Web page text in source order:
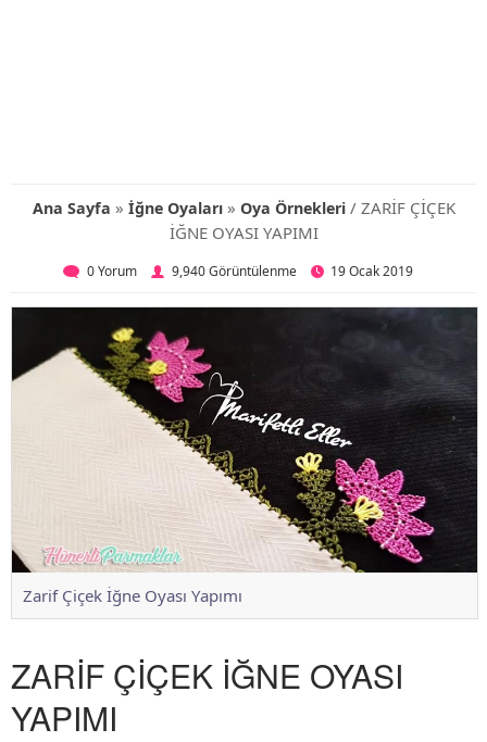
Ana Sayfa » İğne Oyaları» Oya Örnekleri/ ZARİF ÇİÇEK
İĞNE OYASI YAPIMI
0 Yorum 9,940 Görüntülenme 19 Ocak 2019
Zarif Çiçek İğne Oyası Yapımı
ZARİF ÇİÇEK İĞNE OYASI
YAPIMI